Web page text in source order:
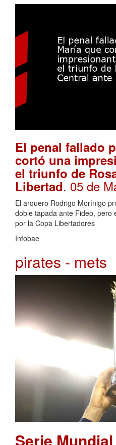
El penal fallado
cortó una
el triunfo de
Libertad. 05 de
El arquero Rodrigo Morínigo
doble tapada ante Fideo, pero
por la Copa Libertadores
Infobae
pirates - mets
Serie